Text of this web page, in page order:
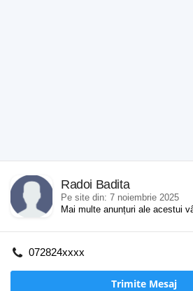
Radoi Badita
Pe site din: 7 noiembrie 2025
Mai multe anunțuri ale acestui
072824xxxx
Trimite Mesaj